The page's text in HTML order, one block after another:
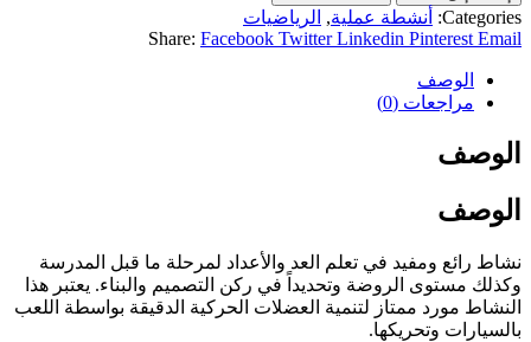
Categories: أنشطة عملية, الرياضيات
Share: Facebook Twitter Linkedin Pinterest Email
الوصف
مراجعات (0)
الوصف
الوصف
نشاط رائع ومفيد في تعلم العد والأعداد لمرحلة ما قبل المدرسة
وكذلك مستوى الروضة وتحديداً في ركن التصميم والبناء. يعتبر هذا
النشاط مورد ممتاز لتنمية العضلات الحركية الدقيقة بواسطة اللعب
بالسيارات وتحريكها.